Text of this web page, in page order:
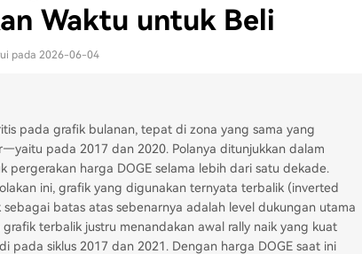
Waktu untuk Beli
pada 2026-06-04
pada grafik bulanan, tepat di zona yang sama yang
pada 2017 dan 2020. Polanya ditunjukkan dalam
harga DOGE selama lebih dari satu dekade.
ini, grafik yang digunakan ternyata terbalik (inverted
batas atas sebenarnya adalah level dukungan utama
terbalik justru menandakan awal rally naik yang kuat
pada siklus 2017 dan 2021. Dengan harga DOGE saat ini